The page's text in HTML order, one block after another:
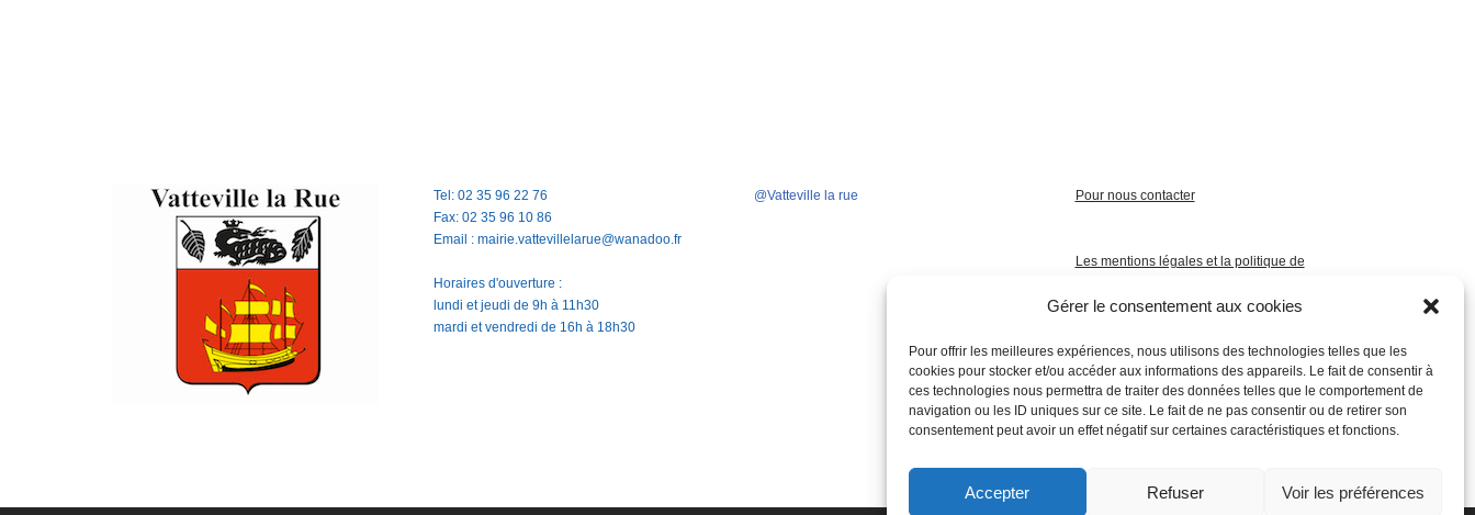
Gérer le consentement aux cookies
Pour offrir les meilleures expériences, nous utilisons des technologies telles que les
cookies pour stocker et/ou accéder aux informations des appareils. Le fait de consentir à
ces technologies nous permettra de traiter des données telles que le comportement de
navigation ou les ID uniques sur ce site. Le fait de ne pas consentir ou de retirer son
consentement peut avoir un effet négatif sur certaines caractéristiques et fonctions.
Accepter Refuser Voir les préférences
Tel: 02 35 96 22 76
Fax: 02 35 96 10 86
Email : mairie.vattevillelarue@wanadoo.fr
Horaires d'ouverture :
lundi et jeudi de 9h à 11h30
mardi et vendredi de 16h à 18h30
@Vatteville la rue Pour nous contacter
Les mentions légales et la politique de